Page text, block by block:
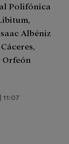
Polifónica
Albéniz
Orfeón
11:07